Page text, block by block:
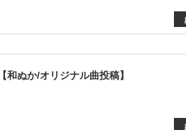
ぬか/オリジナル曲投稿】